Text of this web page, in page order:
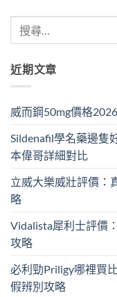
近期文章
威而鋼50mg價格
Sildenafil學名藥邊隻
本偉哥詳細對比
立威大樂威壯評價：
略
Vidalista犀利士評價
攻略
必利勁Priligy哪裡買
假辨別攻略